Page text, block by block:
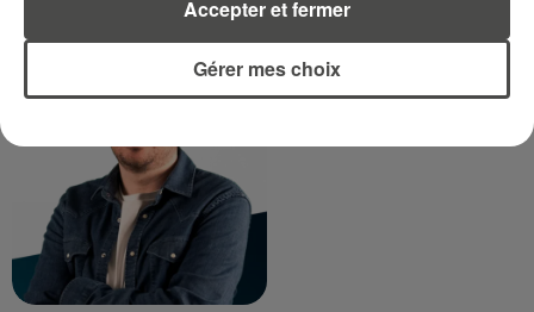
DIMITRI COUTAND
Gérer mes choix
Accepter et fermer